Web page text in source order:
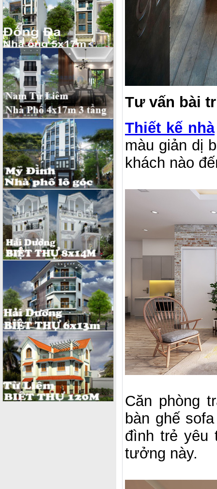
Tư vấn bài
Thiết kế nhà
màu giản dị
khách nào
Căn phòng
bàn ghế
đình trẻ yêu
tưởng này.